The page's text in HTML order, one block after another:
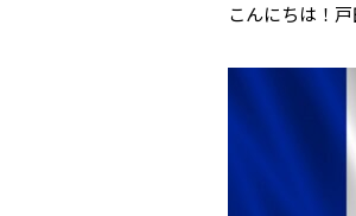
こんにちは！